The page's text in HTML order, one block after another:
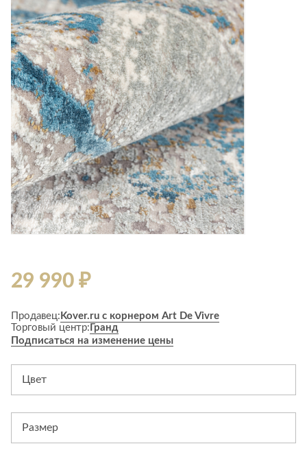
29 990 ₽
Продавец: Kover.ru с корнером Art De Vivre
Торговый центр: Гранд
Подписаться на изменение цены
Цвет
Размер